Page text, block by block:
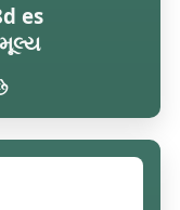
es